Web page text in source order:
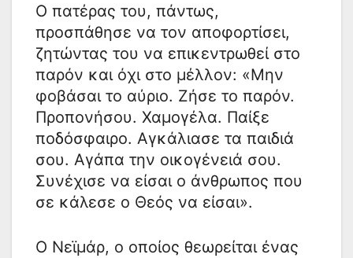
Ο πατέρας του, πάντως,
προσπάθησε να τον αποφορτίσει,
ζητώντας του να επικεντρωθεί στο
παρόν και όχι στο μέλλον: «Μην
φοβάσαι το αύριο. Ζήσε το παρόν.
Προπονήσου. Χαμογέλα. Παίξε
ποδόσφαιρο. Αγκάλιασε τα παιδιά
σου. Αγάπα την οικογένειά σου.
Συνέχισε να είσαι ο άνθρωπος που
σε κάλεσε ο Θεός να είσαι».
Ο Νεϊμάρ, ο οποίος θεωρείται ένας